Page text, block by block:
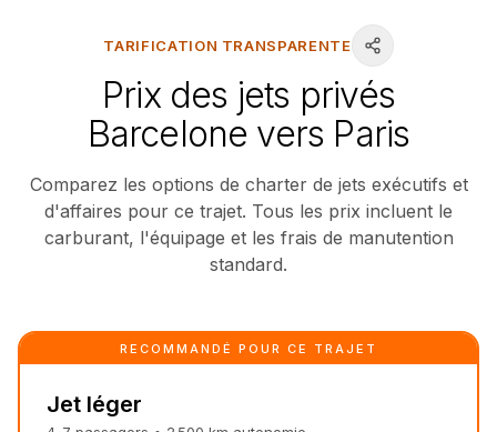
TARIFICATION TRANSPARENTE
Prix des jets privés
Barcelone vers Paris
Comparez les options de charter de jets exécutifs et
d'affaires pour ce trajet. Tous les prix incluent le
carburant, l'équipage et les frais de manutention
standard.
RECOMMANDÉ POUR CE TRAJET
Jet léger